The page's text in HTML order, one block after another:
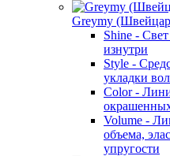
Greymy
Shine -
изнутри
Style -
укладки
Color -
Volume -
объема,
упругости